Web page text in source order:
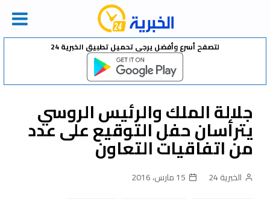
Skip
لتصفح أسرع وأفضل يرجى تحميل تطبيق الخبرية 24
جلالة الملك والرئيس الروسي
يترأسان حفل التوقيع على عدد
من اتفاقيات التعاون
الخبرية 24 15 مارس، 2016